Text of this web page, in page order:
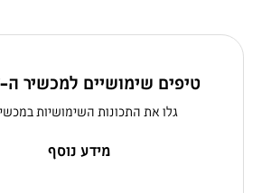
טיפים שימושיים למכשיר ה-Galaxy
גלו את התכונות השימושיות
מידע נוסף